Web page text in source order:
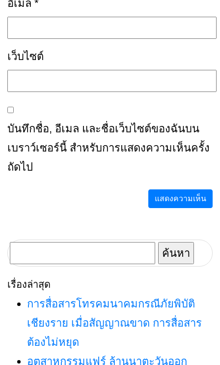
อีเมล *
เว็บไซต์
บันทึกชื่อ, อีเมล และชื่อเว็บไซต์ของฉันบน
เบราว์เซอร์นี้ สำหรับการแสดงความเห็นครั้ง
ถัดไป
สำหรับ:
เรื่องล่าสุด
การสื่อสารโทรคมนาคมกรณีภัยพิบัติ
เชียงราย เมื่อสัญญาณขาด การสื่อสาร
ต้องไม่หยุด
อุตสาหกรรมแฟร์ ล้านนาตะวันออก